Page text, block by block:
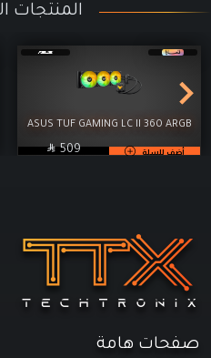
المنتجات
ASUS TUF GAMING LC II 360 ARGB
أضف للسلة  SAR
509
صفحات هامة